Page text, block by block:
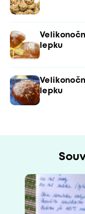
lepku
lepku